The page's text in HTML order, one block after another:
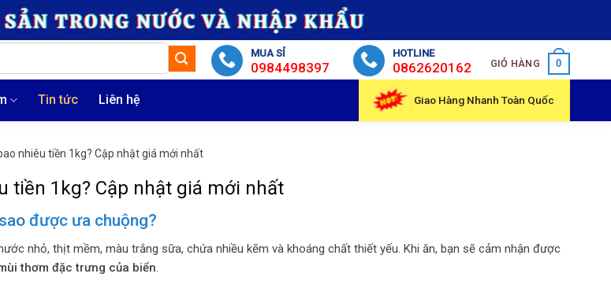
MUA SỈ
0984498397
HOTLINE
0862620162 GIỎ HÀNG 0
Tin tức Liên hệ Giao Hàng Nhanh Toàn Quốc
nhiêu tiền 1kg? Cập nhật giá mới nhất
tiền 1kg? Cập nhật giá mới nhất
được ưa chuộng?
nhỏ, thịt mềm, màu trắng sữa, chứa nhiều kẽm và khoáng chất thiết yếu. Khi ăn, bạn sẽ cảm nhận được
thơm đặc trưng của biển.